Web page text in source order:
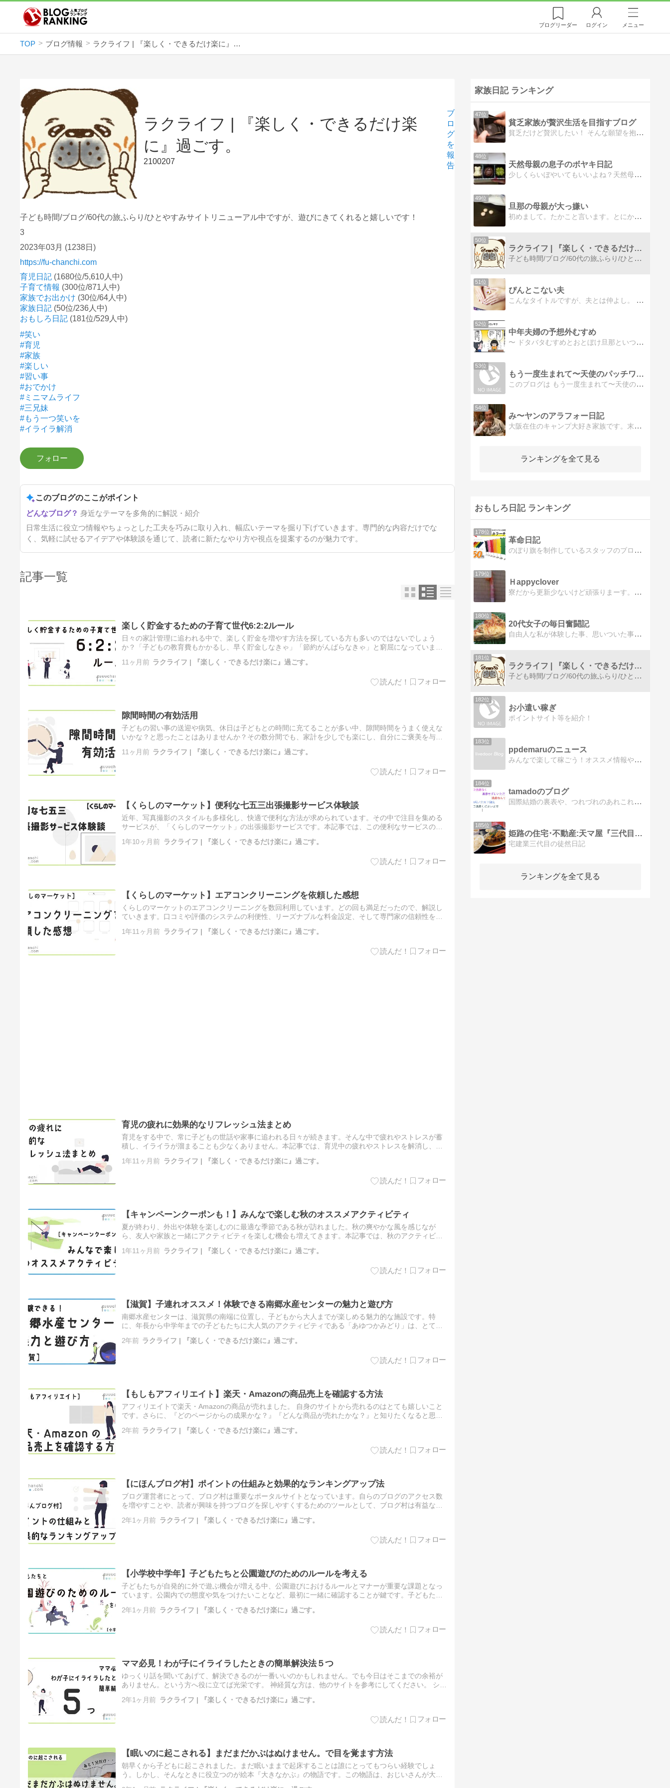
ブログリーダー ログイン メニュー
TOP ブログ情報 ラクライフ | 『楽しく・できるだけ楽に』過ごす。
ラクライフ | 『楽しく・できるだけ楽
に』過ごす。
2100207
ブ
ロ
グ
を
報
告
子ども時間/ブログ/60代の旅ふらり/ひとやすみサイトリニューアル中ですが、遊びにきてくれると嬉しいです！
3
2023年03月 (1238日)
https://fu-chanchi.com
育児日記 (1680位/5,610人中)
子育て情報 (300位/871人中)
家族でお出かけ (30位/64人中)
家族日記 (50位/236人中)
おもしろ日記 (181位/529人中)
#笑い
#育児
#家族
#楽しい
#習い事
#おでかけ
#ミニマムライフ
#三兄妹
#もう一つ笑いを
#イライラ解消
このブログのここがポイント
身近なテーマを多角的に解説・紹介
日常生活に役立つ情報やちょっとした工夫を巧みに取り入れ、幅広いテーマを掘り下げていきます。専門的な内容だけでな
く、気軽に試せるアイデアや体験談を通じて、読者に新たなやり方や視点を提案するのが魅力です。
記事一覧
楽しく貯金するための子育て世代6:2:2ルール
日々の家計管理に追われる中で、楽しく貯金を増やす方法を探している方も多いのではないでしょう
か？「子どもの教育費もかかるし、早く貯金しなきゃ」「節約がんばらなきゃ」と窮屈になっていませ
11ヶ月前 ラクライフ | 『楽しく・できるだけ楽に』過ごす。
隙間時間の有効活用
子どもの習い事の送迎や病気、休日は子どもとの時間に充てることが多い中、隙間時間をうまく使えな
いかな？と思ったことはありませんか？その数分間でも、家計を少しでも楽にし、自分にご褒美を与え
11ヶ月前 ラクライフ | 『楽しく・できるだけ楽に』過ごす。
【くらしのマーケット】便利な七五三出張撮影サービス体験談
近年、写真撮影のスタイルも多様化し、快適で便利な方法が求められています。その中で注目を集める
サービスが、「くらしのマーケット」の出張撮影サービスです。本記事では、この便利なサービスの体
1年10ヶ月前 ラクライフ | 『楽しく・できるだけ楽に』過ごす。
【くらしのマーケット】エアコンクリーニングを依頼した感想
くらしのマーケットのエアコンクリーニングを数回利用しています。どの回も満足だったので、解説し
ていきます。口コミや評価のシステムの利便性、リーズナブルな料金設定、そして専門家の信頼性を確
1年11ヶ月前 ラクライフ | 『楽しく・できるだけ楽に』過ごす。
育児の疲れに効果的なリフレッシュ法まとめ
育児をする中で、常に子どもの世話や家事に追われる日々が続きます。そんな中で疲れやストレスが蓄
積し、イライラが溜まることも少なくありません。本記事では、育児中の疲れやストレスを解消し、リ
1年11ヶ月前 ラクライフ | 『楽しく・できるだけ楽に』過ごす。
【キャンペーンクーポンも！】みんなで楽しむ秋のオススメアクティビティ
夏が終わり、外出や体験を楽しむのに最適な季節である秋が訪れました。秋の爽やかな風を感じなが
ら、友人や家族と一緒にアクティビティを楽しむ機会も増えてきます。本記事では、秋のアクティビテ
1年11ヶ月前 ラクライフ | 『楽しく・できるだけ楽に』過ごす。
【滋賀】子連れオススメ！体験できる南郷水産センターの魅力と遊び方
南郷水産センターは、滋賀県の南端に位置し、子どもから大人までが楽しめる魅力的な施設です。特
に、年長から中学年までの子どもたちに大人気のアクティビティである「あゆつかみどり」は、とても
2年前 ラクライフ | 『楽しく・できるだけ楽に』過ごす。
【もしもアフィリエイト】楽天・Amazonの商品売上を確認する方法
アフィリエイトで楽天・Amazonの商品が売れました。 自身のサイトから売れるのはとても嬉しいこと
です。さらに、『どのページからの成果かな？』『どんな商品が売れたかな？』と知りたくなると思い
2年前 ラクライフ | 『楽しく・できるだけ楽に』過ごす。
【にほんブログ村】ポイントの仕組みと効果的なランキングアップ法
ブログ運営者にとって、ブログ村は重要なポータルサイトとなっています。自らのブログのアクセス数
を増やすことや、読者が興味を持つブログを探しやすくするためのツールとして、ブログ村は有益な存
2年1ヶ月前 ラクライフ | 『楽しく・できるだけ楽に』過ごす。
【小学校中学年】子どもたちと公園遊びのためのルールを考える
子どもたちが自発的に外で遊ぶ機会が増える中、公園遊びにおけるルールとマナーが重要な課題となっ
ています。公園内での態度や気をつけたいことなど、最初に一緒に確認することが鍵です。子どもたち
2年1ヶ月前 ラクライフ | 『楽しく・できるだけ楽に』過ごす。
ママ必見！わが子にイライラしたときの簡単解決法５つ
ゆっくり話を聞いてあげて、解決できるのが一番いいのかもしれません。でも今日はそこまでの余裕が
ありません。という方へ役に立てば光栄です。 神経質な方は、他のサイトを参考にしてください。 シュ
2年1ヶ月前 ラクライフ | 『楽しく・できるだけ楽に』過ごす。
【眠いのに起こされる】まだまだかぶはぬけません。で目を覚ます方法
朝早くから子どもに起こされました。まだ眠いままで起床することは誰にとってもつらい経験でしょ
う。しかし、そんなときに役立つのが絵本『大きなかぶ』の物語です。この物語は、おじいさんが大き
家族日記 ランキング
47位
貧乏家族が贅沢生活を目指すブログ
貧乏だけど贅沢したい！ そんな願望を抱いてしまった一家族の奮闘記
48位
天然母親の息子のボヤキ日記
少しくらいぼやいてもいいよね？天然母親の元に生まれた息子のボヤキ日記です
49位
旦那の母親が大っ嫌い
初めまして。たかこと言います。とにかく、旦那の母親が大っ嫌いなんです。毎日いらいらすることばっかりで、旦那は話を聞いてくれないので、ココで愚痴らせてください。
50位
ラクライフ | 『楽しく・できるだけ楽に』過ごす。
子ども時間/ブログ/60代の旅ふらり/ひとやすみサイトリニューアル中ですが、遊びにきてくれると嬉しいです！
51位
ぴんとこない夫
こんなタイトルですが、夫とは仲よし。 ライフスタイルを中心にいろいろ書いてます。
52位
中年夫婦の予想外むすめ
〜 ドタバタむすめとおとぼけ旦那といつのまにかアプリ作者の私 〜予想外だらけの2歳児むすめと家族の日常漫画。
53位
もう一度生まれて〜天使のパッチワーク〜another si…
このブログは もう一度生まれて〜天使のパッチワーク〜 に登場する”ゆうさん”の視点からのブログになります。 日々の仕事や子供のケア、その時々に思った事を…
54位
み〜ヤンのアラフォー日記
大阪在住のキャンプ大好き家族です。末の娘が生まれ家族の日常を日記として残すことにしました。
ランキングを全て見る
おもしろ日記 ランキング
178位
革命日記
のぼり旗を制作しているスタッフのブログリンクしていただけると有難いです！
179位
Ｈappyclover
寮だから更新少ないけど頑張りまーす。見てくれるとうれしいです。できれば、コメとかしてくれると感激しちゃいます。
180位
20代女子の毎日奮闘記
自由人な私が体験した事、思いついた事、思うがまま書いてます。
181位
ラクライフ | 『楽しく・できるだけ楽に』過ごす。
子ども時間/ブログ/60代の旅ふらり/ひとやすみサイトリニューアル中ですが、遊びにきてくれると嬉しいです！
182位
お小遣い稼ぎ
ポイントサイト等を紹介！
183位
ppdemaruのニュース
みんなで楽して稼ごう！オススメ情報や技術的な情報を発信してきます。今話題の内容も盛りだくさん！！
184位
tamadoのブログ
国際結婚の裏表や、つれづれのあれこれ予想を裏切る脱力国際結婚の真実、片付けられない人との闘い、
185位
姫路の住宅･不動産:天マ屋『三代目奮闘記』
宅建業三代目の徒然日記
ランキングを全て見る